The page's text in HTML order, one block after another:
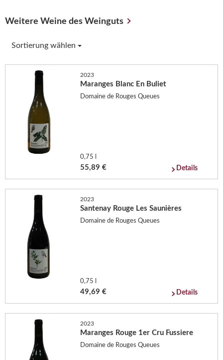
Weitere Weine des Weinguts
Sortierung wählen
2023
Maranges Blanc En Buliet
Domaine de Rouges Queues
0,75 l
55,89 € Details
2023
Santenay Rouge Les Saunières
Domaine de Rouges Queues
0,75 l
49,69 € Details
2023
Maranges Rouge 1er Cru Fussiere
Domaine de Rouges Queues